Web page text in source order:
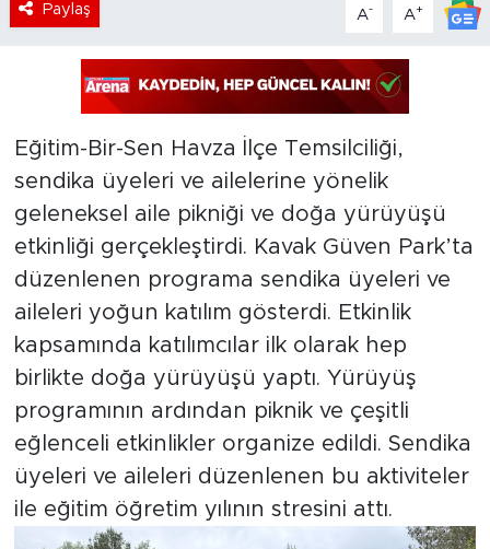
Paylaş A- A+
Eğitim-Bir-Sen Havza İlçe Temsilciliği,
sendika üyeleri ve ailelerine yönelik
geleneksel aile pikniği ve doğa yürüyüşü
etkinliği gerçekleştirdi. Kavak Güven Park’ta
düzenlenen programa sendika üyeleri ve
aileleri yoğun katılım gösterdi. Etkinlik
kapsamında katılımcılar ilk olarak hep
birlikte doğa yürüyüşü yaptı. Yürüyüş
programının ardından piknik ve çeşitli
eğlenceli etkinlikler organize edildi. Sendika
üyeleri ve aileleri düzenlenen bu aktiviteler
ile eğitim öğretim yılının stresini attı.